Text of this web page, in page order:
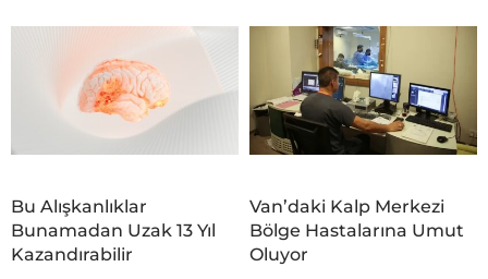
Bu Alışkanlıklar
Bunamadan Uzak 13 Yıl
Kazandırabilir
Van’daki Kalp Merkezi
Bölge Hastalarına Umut
Oluyor